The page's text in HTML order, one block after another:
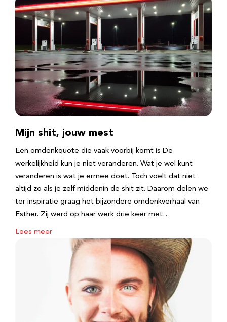
Mijn shit, jouw mest
Een omdenkquote die vaak voorbij komt is De
werkelijkheid kun je niet veranderen. Wat je wel kunt
veranderen is wat je ermee doet. Toch voelt dat niet
altijd zo als je zelf middenin de shit zit. Daarom delen we
ter inspiratie graag het bijzondere omdenkverhaal van
Esther. Zij werd op haar werk drie keer met…
Lees meer